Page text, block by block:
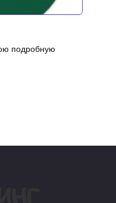
подробную